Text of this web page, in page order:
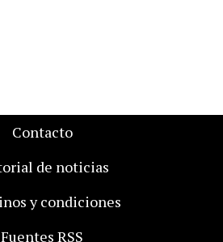
Contacto
de noticias
y condiciones
Fuentes RSS